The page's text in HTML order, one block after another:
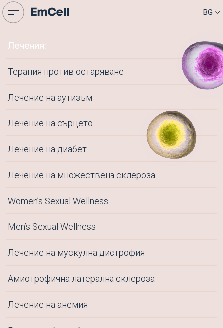
Меню
Нашите постижения
Лечения
Пресцентър
Контакти
infocenter@emcell.com
Киев, Украйна, ул. Метрологична, 40а, 03143
Facebook
BG
SR
Лечения:
Терапия против остаряване
Лечение на аутизъм
Лечение на сърцето
Лечение на диабет
Лечение на множествена склероза
Women’s Sexual Wellness
Men’s Sexual Wellness
Лечение на мускулна дистрофия
Амиотрофична латерална склероза
Лечение на анемия